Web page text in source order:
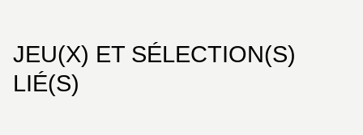
JEU(X) ET SÉLECTION(S)
LIÉ(S)